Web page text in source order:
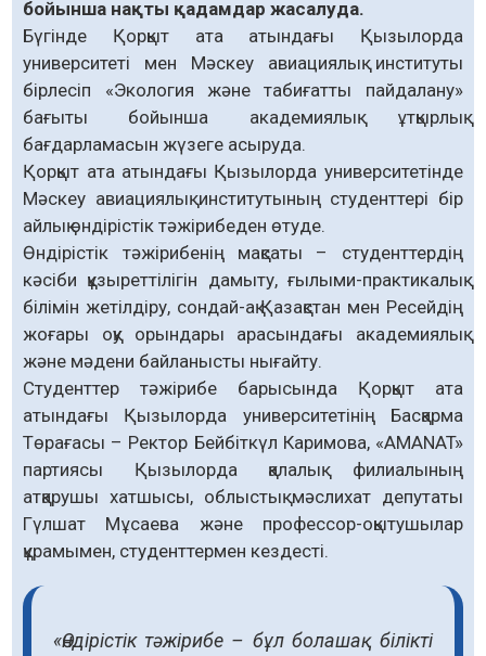
бойынша нақты қадамдар жасалуда.
Бүгінде Қорқыт ата атындағы Қызылорда
университеті мен Мәскеу авиациялық институты
бірлесіп «Экология және табиғатты пайдалану»
бағыты бойынша академиялық ұтқырлық
бағдарламасын жүзеге асыруда.
Қорқыт ата атындағы Қызылорда университетінде
Мәскеу авиациялық институтының студенттері бір
айлық өндірістік тәжірибеден өтуде.
Өндірістік тәжірибенің мақсаты – студенттердің
кәсіби құзыреттілігін дамыту, ғылыми-практикалық
білімін жетілдіру, сондай-ақ Қазақстан мен Ресейдің
жоғары оқу орындары арасындағы академиялық
және мәдени байланысты нығайту.
Студенттер тәжірибе барысында Қорқыт ата
атындағы Қызылорда университетінің Басқарма
Төрағасы – Ректор Бейбіткүл Каримова, «AMANAT»
партиясы Қызылорда қалалық филиалының
атқарушы хатшысы, облыстық мәслихат депутаты
Гүлшат Мұсаева және профессор-оқытушылар
құрамымен, студенттермен кездесті.
«Өндірістік тәжірибе – бұл болашақ білікті